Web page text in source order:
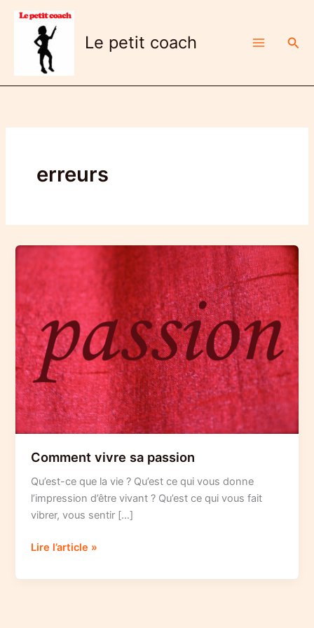
Aller
contenu
Le petit coach
erreurs
Comment vivre sa passion
Qu’est-ce que la vie ? Qu’est ce qui vous donne
l’impression d’être vivant ? Qu’est ce qui vous fait
vibrer, vous sentir […]
Comment
sa
Lire l’article »